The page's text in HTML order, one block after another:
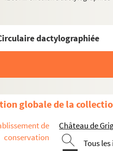
dactylographiée
globale de la
de
conservation
Château de
Tous